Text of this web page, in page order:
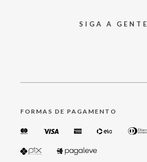
SIGA A GENTE
FORMAS DE PAGAMENTO